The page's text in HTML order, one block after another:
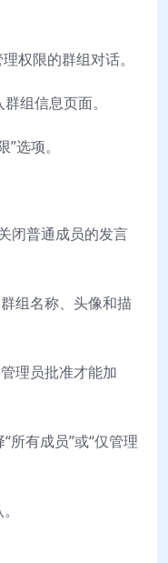
权限的群组对话。
组信息页面。
选项。
闭普通成员的发言
组名称、头像和描
理员批准才能加
所有成员”或“仅管理